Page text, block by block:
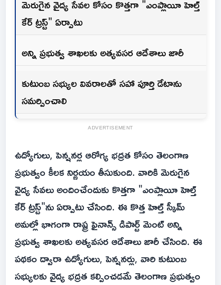
మెరుగైన వైద్య సేవల కోసం కొత్తగా "ఎంప్లాయీ హెల్త్
కేర్ ట్రస్ట్" ఏర్పాటు
అన్ని ప్రభుత్వ శాఖలకు అత్యవసర ఆదేశాలు జారీ
కుటుంబ సభ్యుల వివరాలతో సహా పూర్తి డేటాను
సమర్పించాలి
ADVERTISEMENT
ఉద్యోగులు, పెన్షనర్ల ఆరోగ్య భద్రత కోసం తెలంగాణ
ప్రభుత్వం కీలక నిర్ణయం తీసుకుంది. వారికి మెరుగైన
వైద్య సేవలు అందించేందుకు కొత్తగా "ఎంప్లాయీ హెల్త్
కేర్ ట్రస్ట్"ను ఏర్పాటు చేసింది. ఈ కొత్త హెల్త్ స్కీమ్
అమల్లో భాగంగా రాష్ట్ర ఫైనాన్స్ డిపార్ట్ మెంట్ అన్ని
ప్రభుత్వ శాఖలకు అత్యవసర ఆదేశాలు జారీ చేసింది. ఈ
పథకం ద్వారా ఉద్యోగులు, పెన్షనర్లు, వారి కుటుంబ
సభ్యులకు వైద్య భద్రత కల్పించడమే తెలంగాణ ప్రభుత్వం